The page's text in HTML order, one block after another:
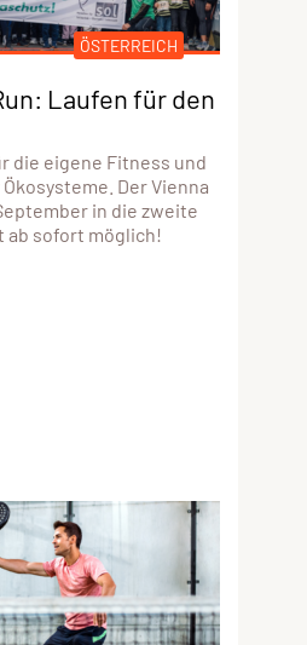
ÖSTERREICH
Laufen für den
die eigene Fitness und
Der Vienna
in die zweite
ab sofort möglich!